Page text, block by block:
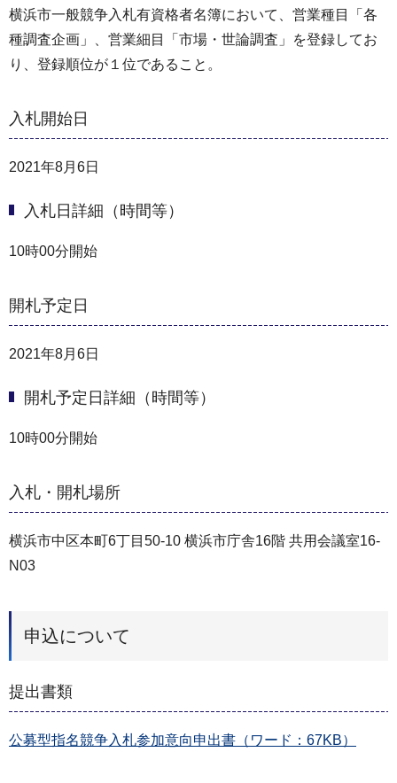
横浜市⼀般競争⼊札有資格者名簿において、営業種目「各
種調査企画」、営業細目「市場・世論調査」を登録してお
り、登録順位が１位であること。
入札開始日
2021年8月6日
入札日詳細（時間等）
10時00分開始
開札予定日
2021年8月6日
開札予定日詳細（時間等）
10時00分開始
入札・開札場所
横浜市中区本町6丁目50-10 横浜市庁舎16階 共用会議室16-
N03
申込について
提出書類
公募型指名競争入札参加意向申出書（ワード：67KB）